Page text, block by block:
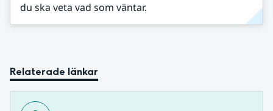
du ska veta vad som väntar.
Relaterade länkar